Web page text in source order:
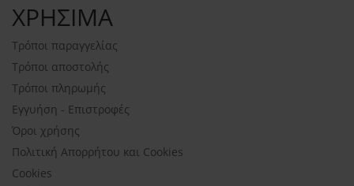
ΧΡΗΣΙΜΑ
Τρόποι παραγγελίας
Τρόποι αποστολής
Τρόποι πληρωμής
Εγγυήση - Επιστροφές
Όροι χρήσης
Πολιτική Απορρήτου και Cookies
Cookies